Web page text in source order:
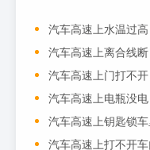
汽车高速上水温过高
汽车高速上离合线断
汽车高速上门打不开
汽车高速上电瓶没电
汽车高速上钥匙锁车
汽车高速上打不开车